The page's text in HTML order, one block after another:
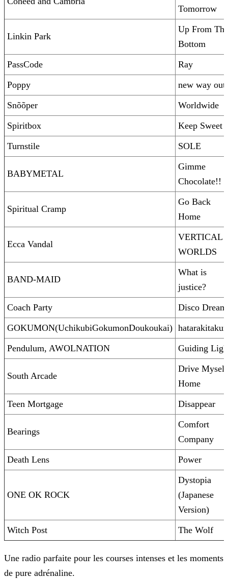
Tomorrow
Linkin Park
Up From The
Bottom
PassCode
Ray
Poppy
new way out
Snõõper
Worldwide
Spiritbox
Keep Sweet
Turnstile
SOLE
BABYMETAL
Gimme
Chocolate!!
Spiritual Cramp
Go Back
Home
Ecca Vandal
VERTICAL
WORLDS
BAND-MAID
What is
justice?
Coach Party
Disco Dream
GOKUMON(UchikubiGokumonDoukoukai)
Pendulum, AWOLNATION
Guiding
South Arcade
Drive Myself
Home
Teen Mortgage
Disappear
Bearings
Comfort
Company
Death Lens
Power
ONE OK ROCK
Dystopia
(Japanese
Version)
Witch Post
The Wolf
Une radio parfaite pour les courses intenses et les moments
de pure adrénaline.